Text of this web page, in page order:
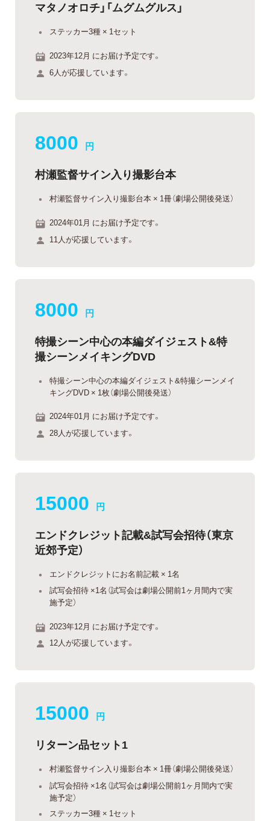
マタノオロチ」「ムグムグルス」
ステッカー3種 × 1セット
2023年12月 にお届け予定です。
6人が応援しています。
8000 円
村瀬監督サイン入り撮影台本
村瀬監督サイン入り撮影台本 × 1冊（劇場公開後発送）
2024年01月 にお届け予定です。
11人が応援しています。
8000 円
特撮シーン中心の本編ダイジェスト&特
撮シーンメイキングDVD
特撮シーン中心の本編ダイジェスト&特撮シーンメイ
キングDVD × 1枚（劇場公開後発送）
2024年01月 にお届け予定です。
28人が応援しています。
15000 円
エンドクレジット記載&試写会招待（東京
近郊予定）
エンドクレジットにお名前記載 × 1名
試写会招待 ×1名（試写会は劇場公開前1ヶ月間内で実
施予定）
2023年12月 にお届け予定です。
12人が応援しています。
15000 円
リターン品セット1
村瀬監督サイン入り撮影台本 × 1冊（劇場公開後発送）
試写会招待 ×1名（試写会は劇場公開前1ヶ月間内で実
施予定）
ステッカー3種 × 1セット